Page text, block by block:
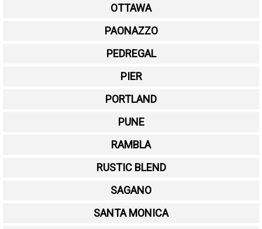
OTTAWA
PAONAZZO
PEDREGAL
PIER
PORTLAND
PUNE
RAMBLA
RUSTIC BLEND
SAGANO
SANTA MONICA